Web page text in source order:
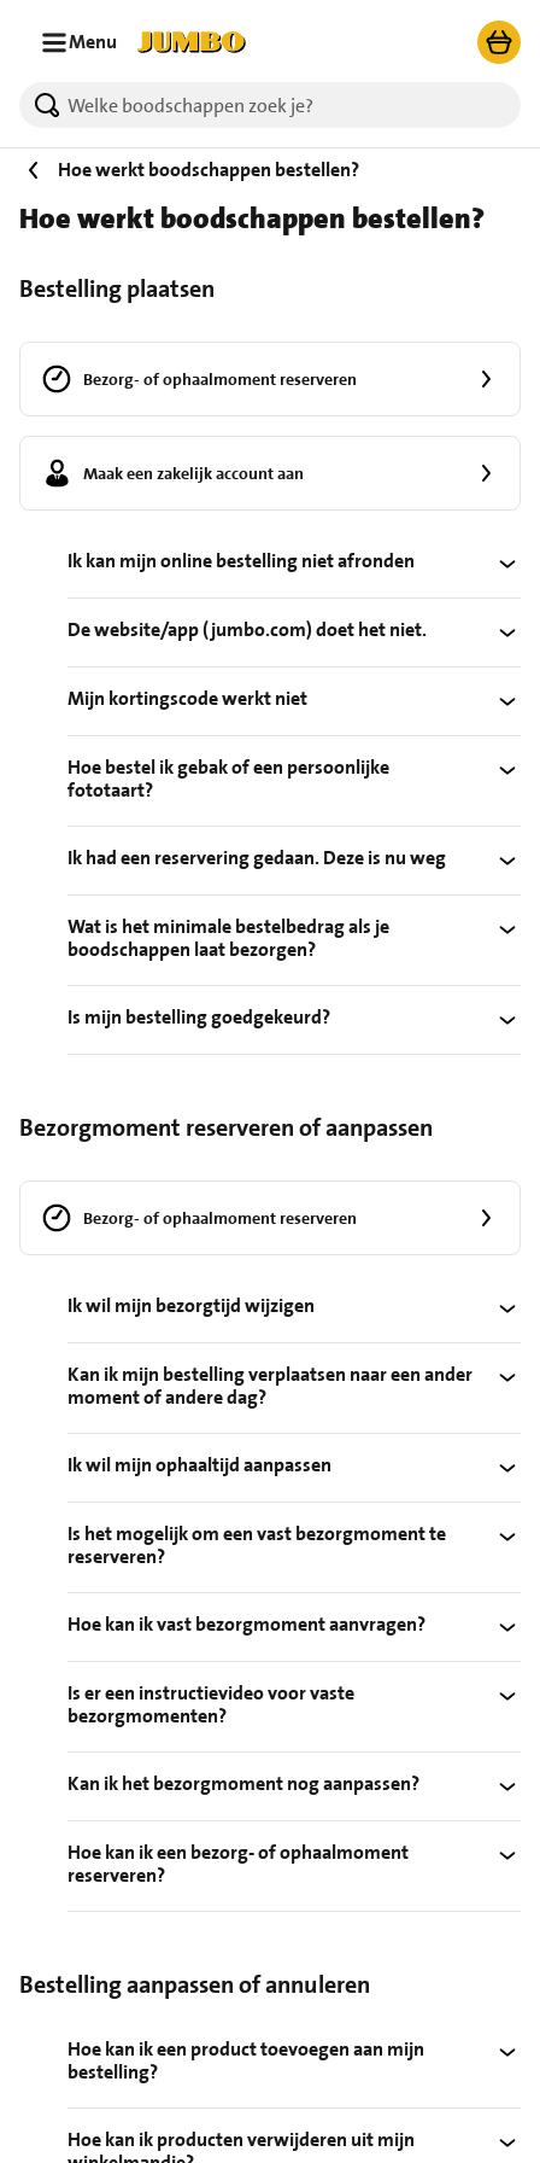
Menu
Hoe werkt boodschappen bestellen?
Hoe werkt boodschappen bestellen?
Bestelling plaatsen
Bezorg- of ophaalmoment reserveren
Maak een zakelijk account aan
Ik kan mijn online bestelling niet afronden
De website/app (jumbo.com) doet het niet.
Mijn kortingscode werkt niet
Hoe bestel ik gebak of een persoonlijke
fototaart?
Ik had een reservering gedaan. Deze is nu weg
Wat is het minimale bestelbedrag als je
boodschappen laat bezorgen?
Is mijn bestelling goedgekeurd?
Bezorgmoment reserveren of aanpassen
Bezorg- of ophaalmoment reserveren
Ik wil mijn bezorgtijd wijzigen
Kan ik mijn bestelling verplaatsen naar een ander
moment of andere dag?
Ik wil mijn ophaaltijd aanpassen
Is het mogelijk om een vast bezorgmoment te
reserveren?
Hoe kan ik vast bezorgmoment aanvragen?
Is er een instructievideo voor vaste
bezorgmomenten?
Kan ik het bezorgmoment nog aanpassen?
Hoe kan ik een bezorg- of ophaalmoment
reserveren?
Bestelling aanpassen of annuleren
Hoe kan ik een product toevoegen aan mijn
bestelling?
Hoe kan ik producten verwijderen uit mijn